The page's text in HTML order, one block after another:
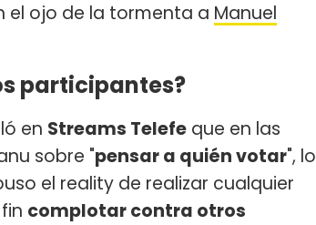
el ojo de la tormenta a Manuel
participantes?
en Streams Telefe que en las
sobre "pensar a quién votar", lo
el reality de realizar cualquier
complotar contra otros